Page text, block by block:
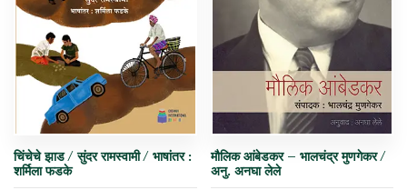
चिंचेचे झाड / सुंदर रामस्वामी / भाषांतर :
शर्मिला फडके
मौलिक आंबेडकर – भालचंद्र मुणगेकर /
अनु. अनघा लेले